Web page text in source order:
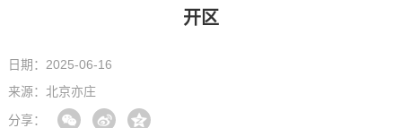
开区
日期：2025-06-16
来源：北京亦庄
分享：